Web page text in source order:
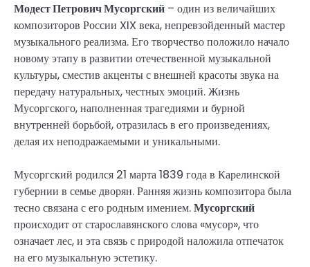
Модест Петрович Мусоргский – один из величайших
композиторов России XIX века, непревзойденный мастер
музыкального реализма. Его творчество положило начало
новому этапу в развитии отечественной музыкальной
культуры, сместив акценты с внешней красоты звука на
передачу натуральных, честных эмоций. Жизнь
Мусоргского, наполненная трагедиями и бурной
внутренней борьбой, отразилась в его произведениях,
делая их неподражаемыми и уникальными.
Мусоргский родился 21 марта 1839 года в Карелинской
губернии в семье дворян. Ранняя жизнь композитора была
тесно связана с его родным имением.Мусоргский
происходит от старославянского слова «мусор», что
означает лес, и эта связь с природой наложила отпечаток
на его музыкальную эстетику.